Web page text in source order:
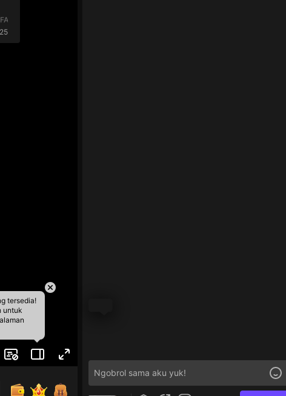
tersedia!
untuk